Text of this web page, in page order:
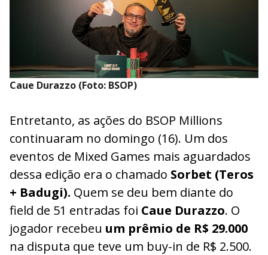
Caue Durazzo (Foto: BSOP)
Entretanto, as ações do BSOP Millions
continuaram no domingo (16). Um dos
eventos de Mixed Games mais aguardados
dessa edição era o chamado Sorbet (Teros
+ Badugi). Quem se deu bem diante do
field de 51 entradas foi Caue Durazzo. O
jogador recebeu um prêmio de R$ 29.000
na disputa que teve um buy-in de R$ 2.500.